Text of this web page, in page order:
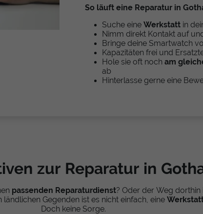
So läuft eine Reparatur in
Suche eineWerkstatt in
Nimm direkt Kontakt auf
Bringe deine Smartwatch
Kapazitäten frei und
Hole sie oft nocham
ab
Hinterlasse gerne eine
zur Reparatur in
passenden Reparaturdienst? Oder der Weg dorthin
Gegenden ist es nicht einfach, eine
Doch keine Sorge.